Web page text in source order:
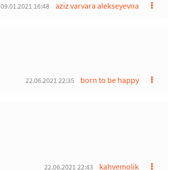
aziz varvara alekseyevna
09.01.2021 16:48
born to be happy
22.06.2021 22:35
kahvemolik
22.06.2021 22:43